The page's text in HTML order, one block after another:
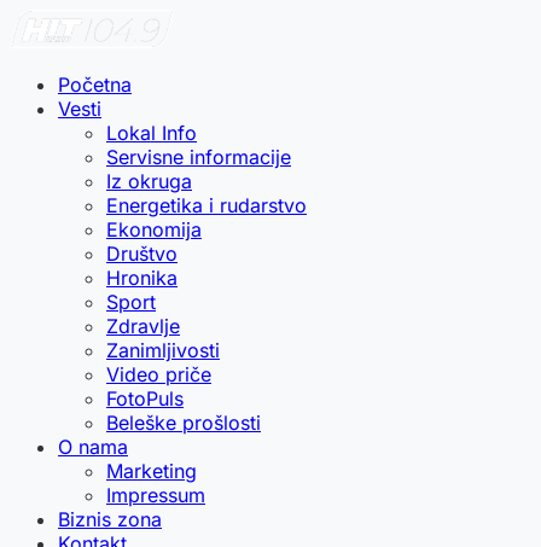
Početna
Vesti
Lokal Info
Servisne informacije
Iz okruga
Energetika i rudarstvo
Ekonomija
Društvo
Hronika
Sport
Zdravlje
Zanimljivosti
Video priče
FotoPuls
Beleške prošlosti
O nama
Marketing
Impressum
Biznis zona